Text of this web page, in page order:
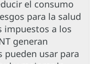
el consumo
para la salud
impuestos a los
generan
pueden usar para